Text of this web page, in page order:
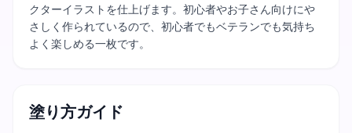
クターイラストを仕上げます。初心者やお子さん向けにや
さしく作られているので、初心者でもベテランでも気持ち
よく楽しめる一枚です。
塗り方ガイド